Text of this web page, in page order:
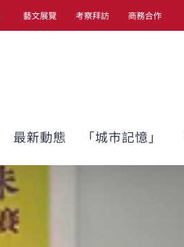
藝文展覽 考察拜訪 商務合作
最新動態 「城市記憶」